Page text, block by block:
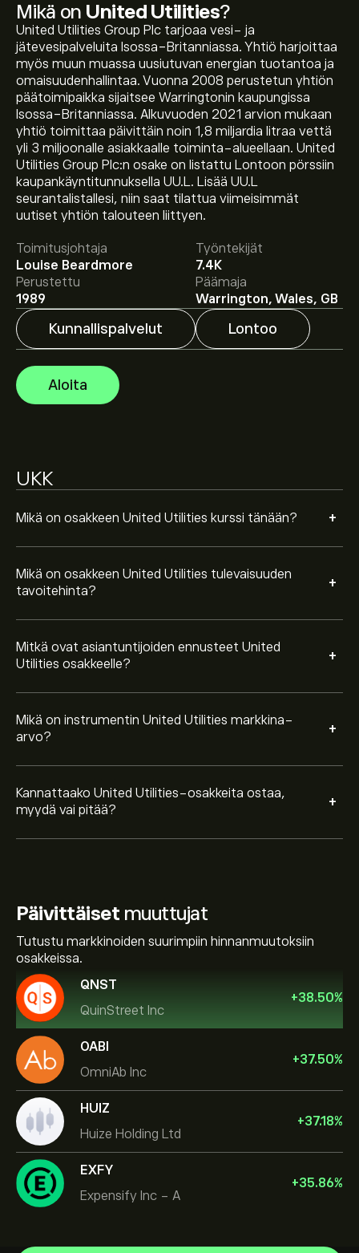
Mikä on United Utilities?
United Utilities Group Plc tarjoaa vesi- ja
jätevesipalveluita Isossa-Britanniassa. Yhtiö harjoittaa
myös muun muassa uusiutuvan energian tuotantoa ja
omaisuudenhallintaa. Vuonna 2008 perustetun yhtiön
päätoimipaikka sijaitsee Warringtonin kaupungissa
Isossa-Britanniassa. Alkuvuoden 2021 arvion mukaan
yhtiö toimittaa päivittäin noin 1,8 miljardia litraa vettä
yli 3 miljoonalle asiakkaalle toiminta-alueellaan. United
Utilities Group Plc:n osake on listattu Lontoon pörssiin
kaupankäyntitunnuksella UU.L. Lisää UU.L
seurantalistallesi, niin saat tilattua viimeisimmät
uutiset yhtiön talouteen liittyen.
Toimitusjohtaja
Louise Beardmore
Työntekijät
7.4K
Perustettu
1989
Päämaja
Warrington, Wales, GB
Kunnallispalvelut Lontoo
Aloita
UKK
Mikä on osakkeen United Utilities kurssi tänään? +
Osakkeen UU.L hinta tänään on 1,428.0000‎p‎.
Mikä on osakkeen United Utilities tulevaisuuden
tavoitehinta?
+
Keskihinta osakkeelle United Utilities on 1,428.0000‎p‎.
Luo tilieToroon saadaksesi asiantuntijoiden ennusteet
ja hintatavoitteet.
Mitkä ovat asiantuntijoiden ennusteet United
Utilities osakkeelle?
+
Asiantuntijoiden ennusteet United Utilities osakkeelle
perustuen markkinatrendeihin, talousraportteihin ja
odotettuun kasvuun. Katso viimeisimmät ennusteet
tulevaisuuden hintamuutoksille.
Mikä on instrumentin United Utilities markkina-
arvo?
+
Instrumentin United Utilities markkina-arvo on 10.67B‎p‎
Kannattaako United Utilities-osakkeita ostaa,
myydä vai pitää?
+
viimeisen kolmen kuukauden ajalta, yleinen konsensus
Päivittäiset muuttujat
Tutustu markkinoiden suurimpiin hinnanmuutoksiin
osakkeissa.
QNST
QuinStreet Inc
+38.50%
OABI
OmniAb Inc
+37.50%
HUIZ
Huize Holding Ltd
+37.18%
EXFY
Expensify Inc - A
+35.86%